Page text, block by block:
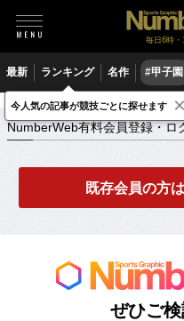
毎日6時・
最新 ランキング 名作 #甲子園
NumberWeb有料会員登録・ログイン
NumberWeb有料会員登録・ロ
既存会員の方
ぜひご検
今人気の記事が競技ごとに探せます ×